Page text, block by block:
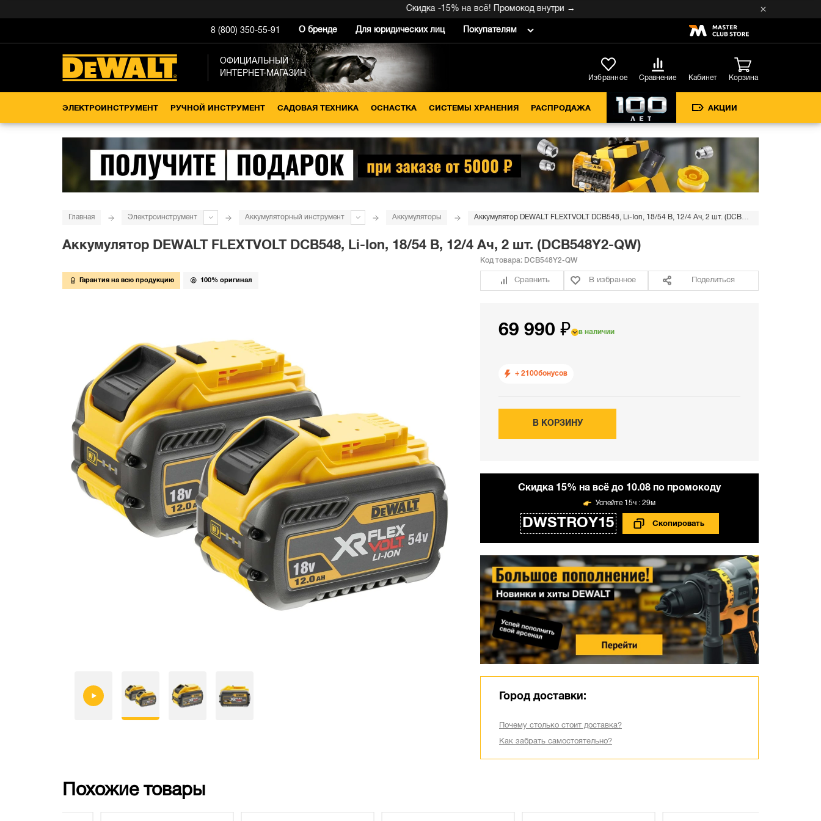
Скидка -15% на всё! Промокод внутри →
8 (800) 350-55-91 О бренде Для юридических лиц Покупателям
ОФИЦИАЛЬНЫЙ
ИНТЕРНЕТ-МАГАЗИН
Избранное Сравнение Кабинет Корзина
ЭЛЕКТРОИНСТРУМЕНТ РУЧНОЙ ИНСТРУМЕНТ САДОВАЯ ТЕХНИКА ОСНАСТКА СИСТЕМЫ ХРАНЕНИЯ РАСПРОДАЖА АКЦИИ
Главная Электроинструмент Аккумуляторный инструмент Аккумуляторы
Аккумулятор DEWALT FLEXTVOLT DCB548, Li-Ion, 18/54 В, 12/4 Ач, 2 шт. (DCB548Y2-QW)
Гарантия на всю продукцию 100% оригинал
Код товара: DCB548Y2-QW
Сравнить В избранное Поделиться
69 990 ₽ в наличии
+ 2100бонусов
В КОРЗИНУ
Cкидка 15% на всё до 10.08 по промокоду
DWSTROY15
15ч : 29м
Город доставки:
Почему столько стоит доставка?
Как забрать самостоятельно?
Похожие товары